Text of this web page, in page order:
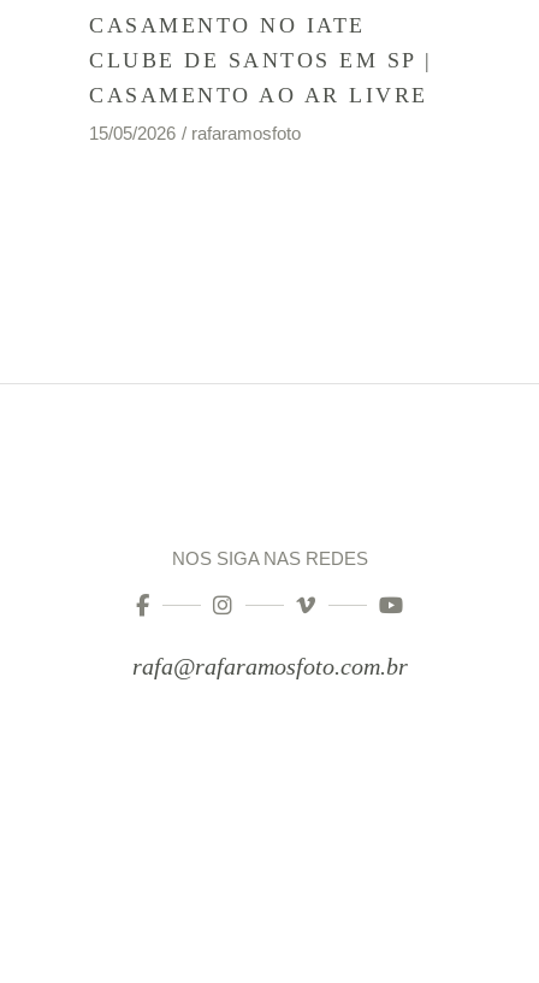
CASAMENTO NO IATE
CLUBE DE SANTOS EM SP |
CASAMENTO AO AR LIVRE
15/05/2026 rafaramosfoto
NOS SIGA NAS REDES
rafa@rafaramosfoto.com.br